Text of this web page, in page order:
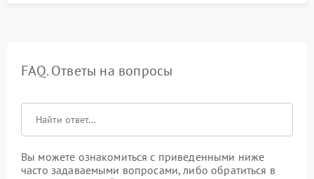
FAQ. Ответы на вопросы
Вы можете ознакомиться с приведенными ниже
часто задаваемыми вопросами, либо обратиться в